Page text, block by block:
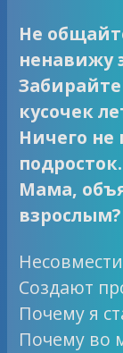
Не
ненавижу
кусочек
Ничего не
подросток.
Мама,
взрослым?
Создают
Почему я
Почему во